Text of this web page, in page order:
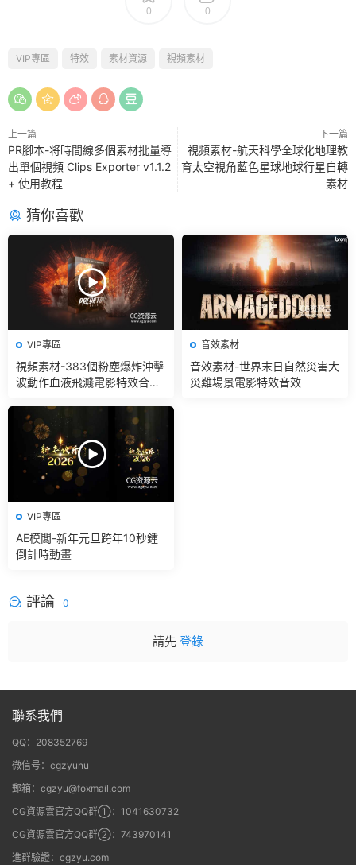
0 0
VIP專區 特效 素材資源 視頻素材
上一篇
PR腳本-将時間線多個素材批量導
出單個視頻 Clips Exporter v1.1.2
+ 使用教程
下一篇
視頻素材-航天科學全球化地理教
育太空視角藍色星球地球行星自轉
素材
猜你喜歡
VIP專區
視頻素材-383個粉塵爆炸沖擊
波動作血液飛濺電影特效合成
音效素材
音效素材-世界末日自然災害大
災難場景電影特效音效
VIP專區
AE模闆-新年元旦跨年10秒鍾
倒計時動畫
評論 0
請先 登錄
聯系我們
QQ：208352769
微信号：cgzyunu
郵箱：cgzyu@foxmail.com
CG資源雲官方QQ群①：1041630732
CG資源雲官方QQ群②：743970141
進群驗證：cgzyu.com